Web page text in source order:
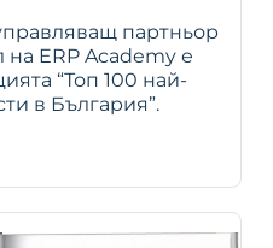
партньор
на ERP Academy е
“Топ 100 най-
в България”.